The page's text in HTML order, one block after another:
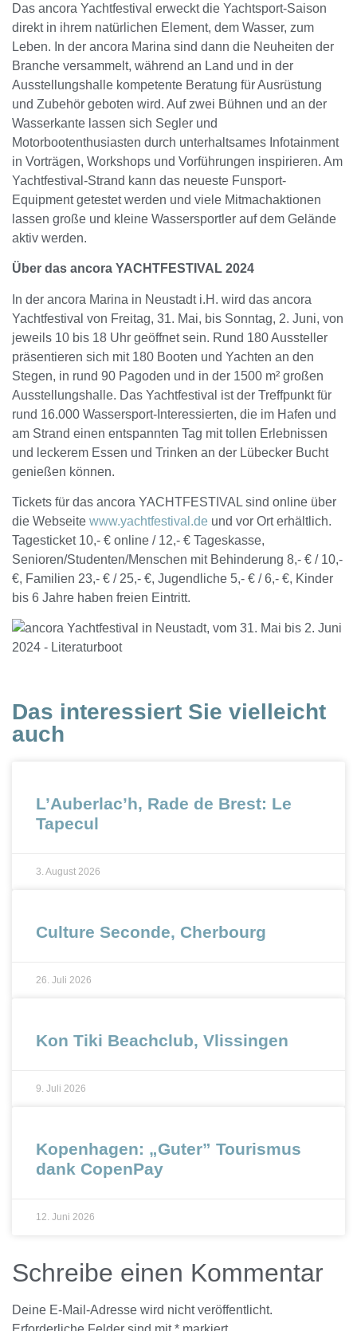
Das ancora Yachtfestival erweckt die Yachtsport-Saison
direkt in ihrem natürlichen Element, dem Wasser, zum
Leben. In der ancora Marina sind dann die Neuheiten der
Branche versammelt, während an Land und in der
Ausstellungshalle kompetente Beratung für Ausrüstung
und Zubehör geboten wird. Auf zwei Bühnen und an der
Wasserkante lassen sich Segler und
Motorbootenthusiasten durch unterhaltsames Infotainment
in Vorträgen, Workshops und Vorführungen inspirieren. Am
Yachtfestival-Strand kann das neueste Funsport-
Equipment getestet werden und viele Mitmachaktionen
lassen große und kleine Wassersportler auf dem Gelände
aktiv werden.
Über das ancora YACHTFESTIVAL 2024
In der ancora Marina in Neustadt i.H. wird das ancora
Yachtfestival von Freitag, 31. Mai, bis Sonntag, 2. Juni, von
jeweils 10 bis 18 Uhr geöffnet sein. Rund 180 Aussteller
präsentieren sich mit 180 Booten und Yachten an den
Stegen, in rund 90 Pagoden und in der 1500 m² großen
Ausstellungshalle. Das Yachtfestival ist der Treffpunkt für
rund 16.000 Wassersport-Interessierten, die im Hafen und
am Strand einen entspannten Tag mit tollen Erlebnissen
und leckerem Essen und Trinken an der Lübecker Bucht
genießen können.
Tickets für das ancora YACHTFESTIVAL sind online über
die Webseite www.yachtfestival.de und vor Ort erhältlich.
Tagesticket 10,- € online / 12,- € Tageskasse,
Senioren/Studenten/Menschen mit Behinderung 8,- € / 10,-
€, Familien 23,- € / 25,- €, Jugendliche 5,- € / 6,- €, Kinder
bis 6 Jahre haben freien Eintritt.
Das interessiert Sie vielleicht
auch
L’Auberlac’h, Rade de Brest: Le
Tapecul
3. August 2026
Culture Seconde, Cherbourg
26. Juli 2026
Kon Tiki Beachclub, Vlissingen
9. Juli 2026
Kopenhagen: „Guter” Tourismus
dank CopenPay
12. Juni 2026
Schreibe einen Kommentar
Deine E-Mail-Adresse wird nicht veröffentlicht.